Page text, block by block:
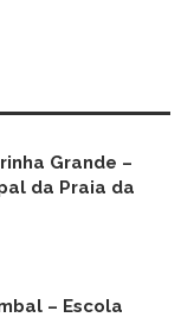
Grande –
da Praia da
– Escola